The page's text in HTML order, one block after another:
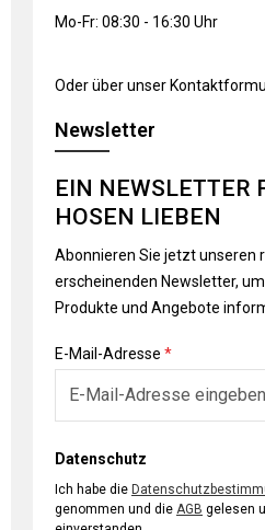
Mo-Fr: 08:30 - 16:30 Uhr
Oder über unser
Newsletter
EIN NEWSLETTER
HOSEN LIEBEN
Abonnieren Sie jetzt unseren
erscheinenden Newsletter,
Produkte und Angebote
E-Mail-Adresse *
Datenschutz
Ich habe die
genommen und die AGB